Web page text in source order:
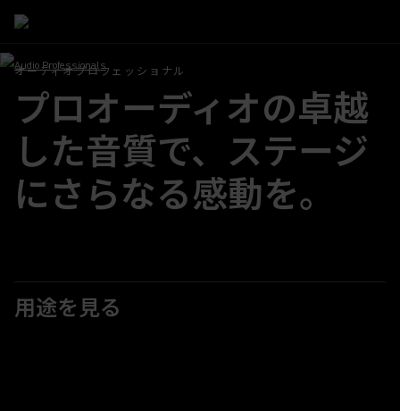
Audio Professionals
オーディオプロフェッショナル
プロオーディオの卓越
した音質で、ステージ
にさらなる感動を。
用途を見る